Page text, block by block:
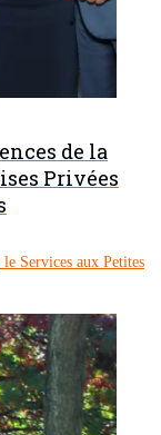
de la
Privées
Services aux Petites